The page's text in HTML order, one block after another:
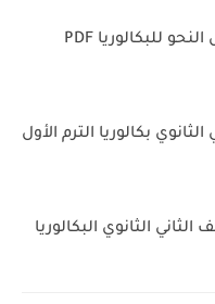
تنزيل كتاب الأضواء في تأسيس النحو للبكالوريا PDF
بكالوريا الترم الأول
الثانوي البكالوريا